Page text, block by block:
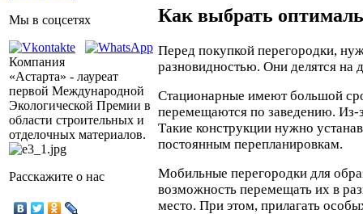
Мы в соцсетях
Компания
«Астарта» - лауреат
первой Международной
Экологической Премии в
области строительных и
отделочных материалов.
Расскажите о нас
Как выбрать
Перед покупкой перегородки,
разновидностью. Они делятся на
Стационарные имеют большой
перемещаются по заведению. Из-
Такие конструкции нужно
постоянным перепланировкам.
Мобильные перегородки для
возможность перемещать их в
место. При этом, прилагать